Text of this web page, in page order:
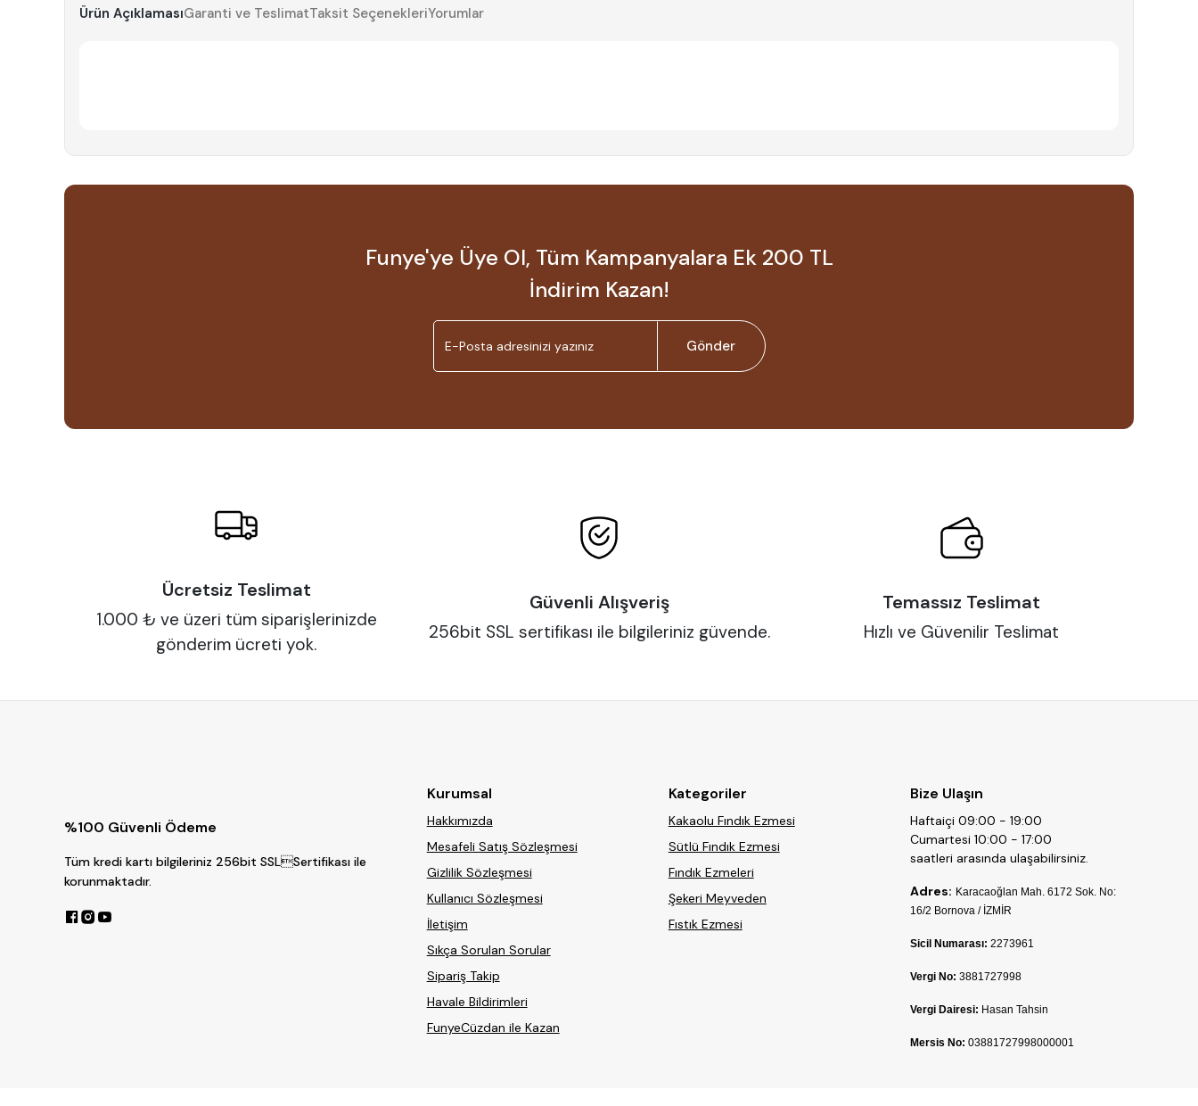
Ürün AçıklamasıGaranti ve TeslimatTaksit SeçenekleriYorumlar
Funye'ye Üye Ol, Tüm Kampanyalara Ek 200 TL
İndirim Kazan!
Gönder
Ücretsiz Teslimat
1.000 ₺ ve üzeri tüm siparişlerinizde
gönderim ücreti yok.
Güvenli Alışveriş
256bit SSL sertifikası ile bilgileriniz güvende.
Temassız Teslimat
Hızlı ve Güvenilir Teslimat
%100 Güvenli Ödeme
Tüm kredi kartı bilgileriniz 256bit SSLSertifikası ile
korunmaktadır.
Kurumsal
Hakkımızda
Mesafeli Satış Sözleşmesi
Gizlilik Sözleşmesi
Kullanıcı Sözleşmesi
İletişim
Sıkça Sorulan Sorular
Sipariş Takip
Havale Bildirimleri
FunyeCüzdan ile Kazan
Kategoriler
Kakaolu Fındık Ezmesi
Sütlü Fındık Ezmesi
Fındık Ezmeleri
Şekeri Meyveden
Fıstık Ezmesi
Bize Ulaşın
Haftaiçi 09:00 - 19:00
Cumartesi 10:00 - 17:00
saatleri arasında ulaşabilirsiniz.
Adres: Karacaoğlan Mah. 6172 Sok. No:
16/2 Bornova / İZMİR
Sicil Numarası: 2273961
Vergi No: 3881727998
Vergi Dairesi: Hasan Tahsin
Mersis No: 03881727998000001